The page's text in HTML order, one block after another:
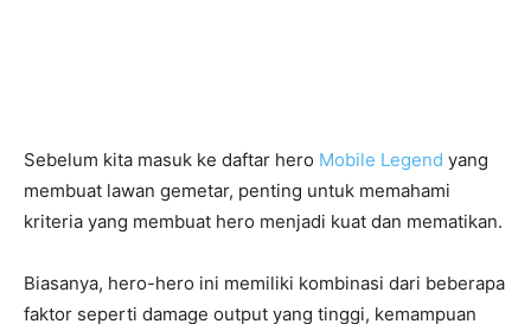
Sebelum kita masuk ke daftar hero Mobile Legend yang
membuat lawan gemetar, penting untuk memahami
kriteria yang membuat hero menjadi kuat dan mematikan.
Biasanya, hero-hero ini memiliki kombinasi dari beberapa
faktor seperti damage output yang tinggi, kemampuan